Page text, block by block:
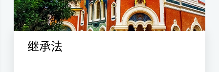
继承法